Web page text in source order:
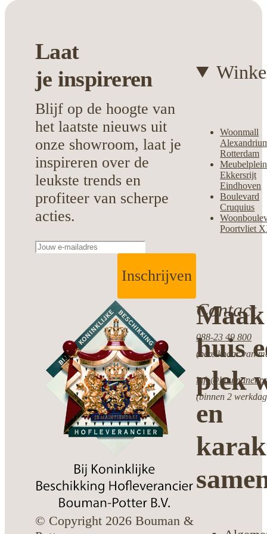
gebruik.
Ideaal formaat voor een ruimtelijk
effect
Makkelijk in onderhoud
Duurzaam materiaal voor lang plezier
Kies voor Feelings Vloerkleed Mila en
transformeer jouw vloer in een stijlvolle
blikvanger.
huis
plek
en
Laat
je inspireren
Blijf op de hoogte van
het laatste nieuws uit
onze showroom, laat je
inspireren over de
leukste trends en
profiteer van scherpe
acties.
Inschrijven
Contact
088-23 49 800
(bereikbaar van
(binnen 2
Woonmall
Rotterdam
Meubelplein
Ekkersrijt
Eindhoven
Boulevard
Cruquius
Poortvliet
© Copyright 2026 Bouman &